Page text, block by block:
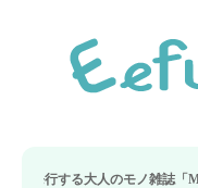
（モノマスター）